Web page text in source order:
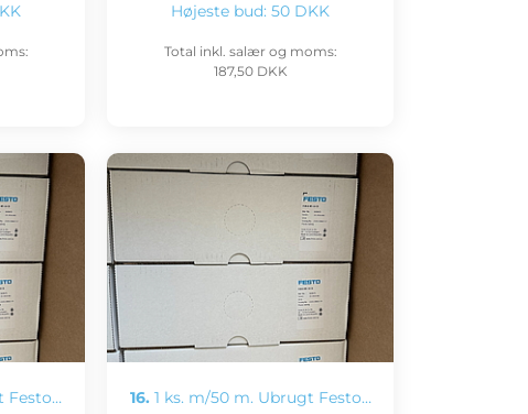
Højeste bud: 50 DKK
Total inkl. salær og moms:
187,50 DKK
Festo…
16. 1 ks. m/50 m. Ubrugt Festo…